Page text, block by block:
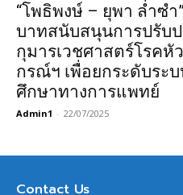
“โพธิพงษ์ – ยุพา ล่ำซำ
บาทสนับสนุนการปรับ
กุมารเวชศาสตร์โรคหั
กรณ์ฯ เพื่อยกระดับระ
ศึกษาทางการแพทย์
Admin1 - 22/07/2025
Contact Us